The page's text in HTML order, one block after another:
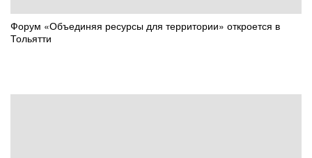
Форум «Объединяя ресурсы для территории» откроется в
Тольятти